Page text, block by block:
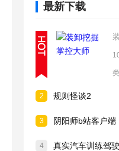
最新下载
2 规则怪谈2
3 阴阳师b站客户端
4 真实汽车训练驾驶